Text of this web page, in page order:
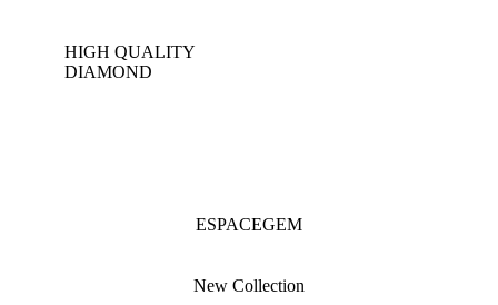
HIGH QUALITY
DIAMOND
ESPACEGEM
New Collection